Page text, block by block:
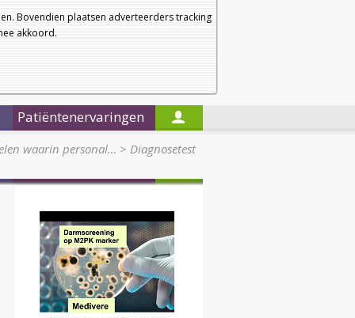
Bovendien plaatsen adverteerders tracking
akkoord.
a
a
Nieuwsbrief
Startpagina
Patiëntenervaringen
waarin personal… > Diagnosetest